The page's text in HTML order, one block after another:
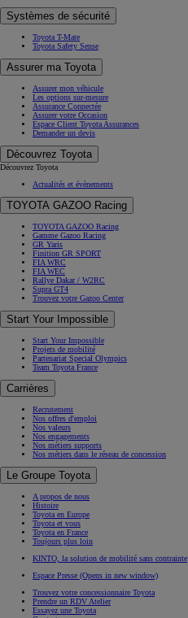
Systèmes de sécurité
Toyota T-Mate
Toyota Safety Sense
Assurer ma Toyota
Assurer mon véhicule
Les options sur-mesure
Assurance Connectée
Assurer votre Occasion
Espace Client Toyota Assurances
Demander un devis
Découvrez Toyota
Découvrez Toyota
Actualités et évènements
TOYOTA GAZOO Racing
TOYOTA GAZOO Racing
Gamme Gazoo Racing
GR Yaris
Finition GR SPORT
FIA WRC
FIA WEC
Rallye Dakar / W2RC
Supra GT4
Trouvez votre Gazoo Center
Start Your Impossible
Start Your Impossible
Projets de mobilité
Partenariat Special Olympics
Team Toyota France
Carrières
Recrutement
Nos offres d'emploi
Nos valeurs
Nos engagements
Nos métiers supports
Nos métiers dans le réseau de concession
Le Groupe Toyota
A propos de nous
Histoire
Toyota en Europe
Toyota et vous
Toyota en France
Toujours plus loin
KINTO, la solution de mobilité sans contrainte
Espace Presse (Opens in new window)
Trouvez votre concessionnaire Toyota
Prendre un RDV Atelier
Essayez une Toyota